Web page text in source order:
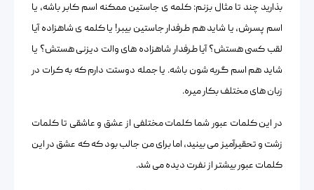
بذارید چند تا مثال بزنم: کلمه ی جاستین ممکنه اسم کابر باشه، یا
اسم پسرش، یا شاید هم طرفدار جاستین بیبر! یا کلمه ی شاهزاده آیا
لقب کسی هستش؟ آیا طرفدار شاهزاده های والت دیزنی هستش؟ یا
شاید هم اسم گربه شون باشه. یا جمله دوستت دارم که به کرات در
زبان های مختلف بکار میره.
در این کلمات عبور شما کلمات مختلفی از عشق و عاشقی تا کلمات
زشت و تحقیرآمیز می بینید، اما برای من جالب بود که که عشق در این
کلمات عبور بیشتر از نفرت دیده می شد.